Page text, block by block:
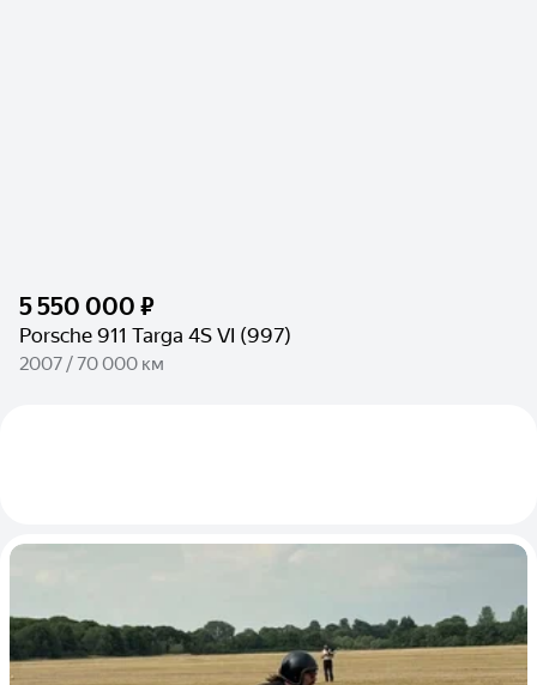
5 550 000 ₽
Porsche 911 Targa 4S VI (997)
2007 / 70 000 км